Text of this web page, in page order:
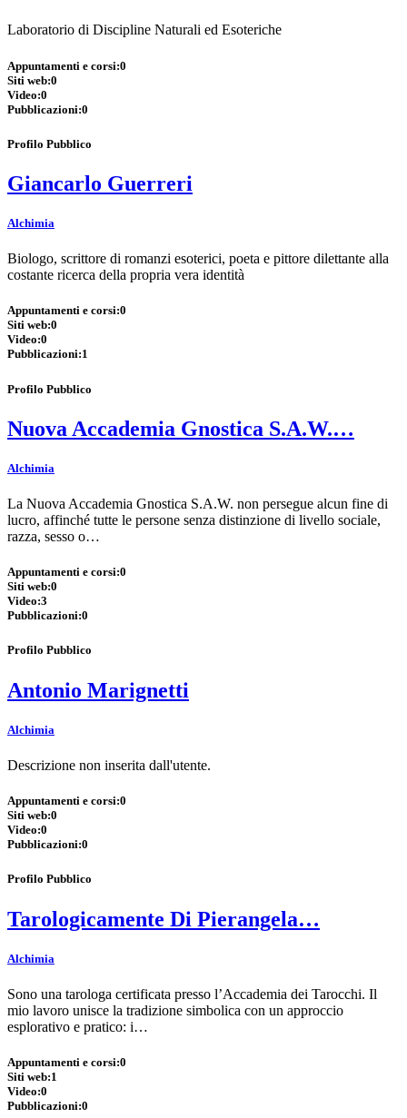
Laboratorio di Discipline Naturali ed Esoteriche
Appuntamenti e corsi:0
Siti web:0
Video:0
Pubblicazioni:0
Profilo Pubblico
Giancarlo Guerreri
Alchimia
Biologo, scrittore di romanzi esoterici, poeta e pittore dilettante alla
costante ricerca della propria vera identità
Appuntamenti e corsi:0
Siti web:0
Video:0
Pubblicazioni:1
Profilo Pubblico
Nuova Accademia Gnostica S.A.W.…
Alchimia
La Nuova Accademia Gnostica S.A.W. non persegue alcun fine di
lucro, affinché tutte le persone senza distinzione di livello sociale,
razza, sesso o…
Appuntamenti e corsi:0
Siti web:0
Video:3
Pubblicazioni:0
Profilo Pubblico
Antonio Marignetti
Alchimia
Descrizione non inserita dall'utente.
Appuntamenti e corsi:0
Siti web:0
Video:0
Pubblicazioni:0
Profilo Pubblico
Tarologicamente Di Pierangela…
Alchimia
Sono una tarologa certificata presso l’Accademia dei Tarocchi. Il
mio lavoro unisce la tradizione simbolica con un approccio
esplorativo e pratico: i…
Appuntamenti e corsi:0
Siti web:1
Video:0
Pubblicazioni:0